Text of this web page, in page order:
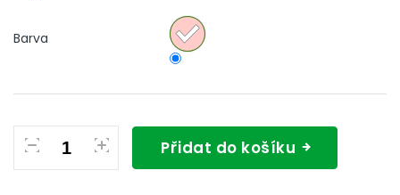
Barva
Přidat do košíku